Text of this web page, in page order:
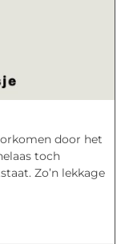
door het
toch
Zo’n lekkage